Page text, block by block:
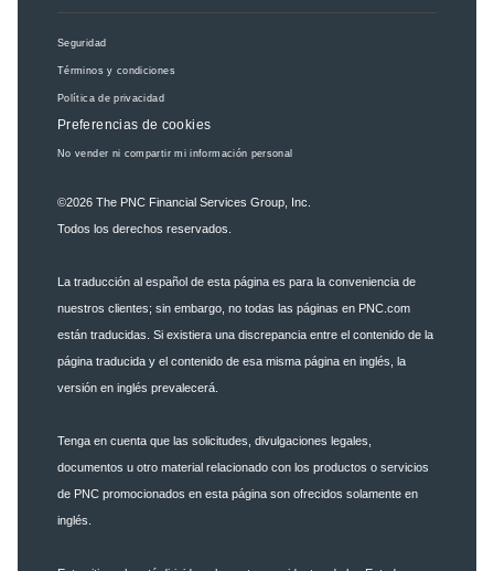
Seguridad
Términos y condiciones
Política de privacidad
Preferencias de cookies
No vender ni compartir mi información personal
©2026 The PNC Financial Services Group, Inc.
Todos los derechos reservados.
La traducción al español de esta página es para la conveniencia de
nuestros clientes; sin embargo, no todas las páginas en PNC.com
están traducidas. Si existiera una discrepancia entre el contenido de la
página traducida y el contenido de esa misma página en inglés, la
versión en inglés prevalecerá.
Tenga en cuenta que las solicitudes, divulgaciones legales,
documentos u otro material relacionado con los productos o servicios
de PNC promocionados en esta página son ofrecidos solamente en
inglés.